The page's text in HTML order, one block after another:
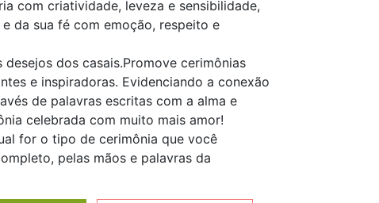
com criatividade, leveza e sensibilidade,
da sua fé com emoção, respeito e
desejos dos casais.Promove cerimônias
e inspiradoras. Evidenciando a conexão
de palavras escritas com a alma e
celebrada com muito mais amor!
for o tipo de cerimônia que você
pelas mãos e palavras da